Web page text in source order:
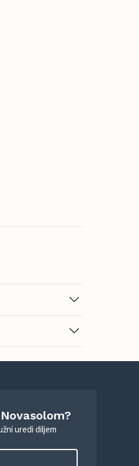
uredi diljem